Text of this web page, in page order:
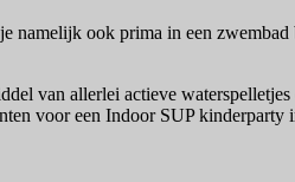
ook prima in een
van allerlei actieve
voor een Indoor SUP kinderparty